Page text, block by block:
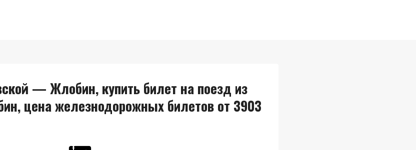
— Жлобин, купить билет на поезд из
цена железнодорожных билетов от 3903